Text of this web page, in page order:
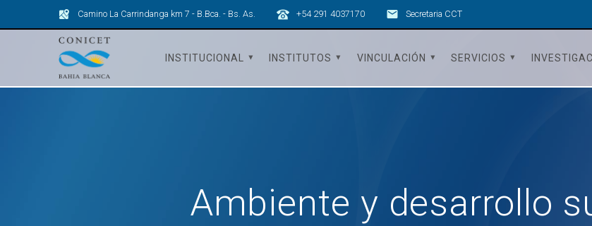
Camino La Carrindanga km 7 - B.Bca. - Bs. As. +54 291 4037170 Secretaria CCT
INSTITUCIONAL INSTITUTOS VINCULACIÓN SERVICIOS
Ambiente y desarrollo